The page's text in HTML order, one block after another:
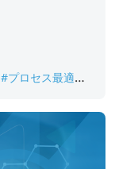
#プロセス最適化